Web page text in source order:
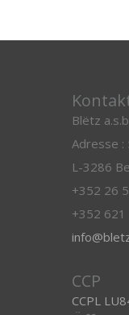
Blëtz
Adresse :
L-3286
+352 26
+352
CCP
CCPL